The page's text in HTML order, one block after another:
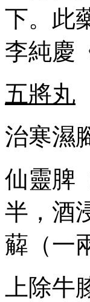
下。此
李純慶
五將丸
治寒濕
仙靈脾
半，酒
薢（一
上除